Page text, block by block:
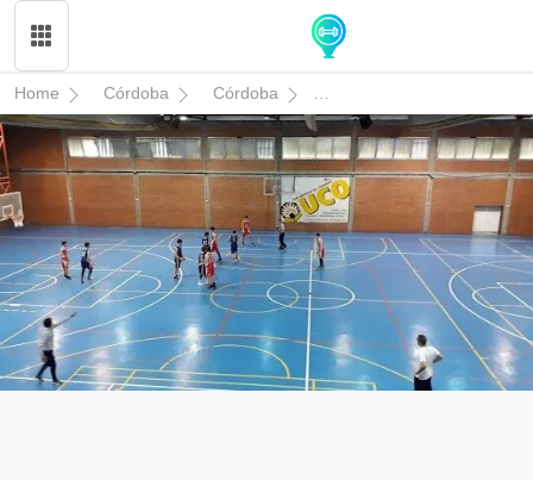
Home Córdoba Córdoba I.D.U. MENENDEZ PIDAL